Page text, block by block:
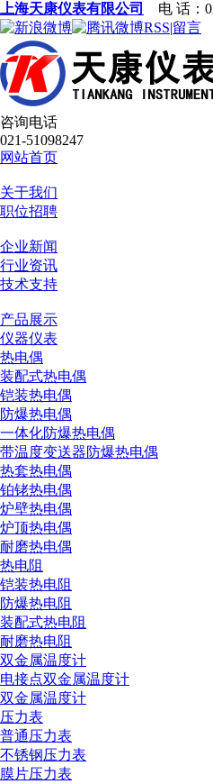
上海天康仪表有限公司
电 话：
RSS|留言
咨询电话
021-51098247
网站首页
关于我们
职位招聘
企业新闻
行业资讯
技术支持
产品展示
仪器仪表
热电偶
装配式热电偶
铠装热电偶
防爆热电偶
一体化防爆热电偶
带温度变送器防爆热电偶
热套热电偶
铂铑热电偶
炉壁热电偶
炉顶热电偶
耐磨热电偶
热电阻
铠装热电阻
防爆热电阻
装配式热电阻
耐磨热电阻
双金属温度计
电接点双金属温度计
双金属温度计
压力表
普通压力表
不锈钢压力表
膜片压力表